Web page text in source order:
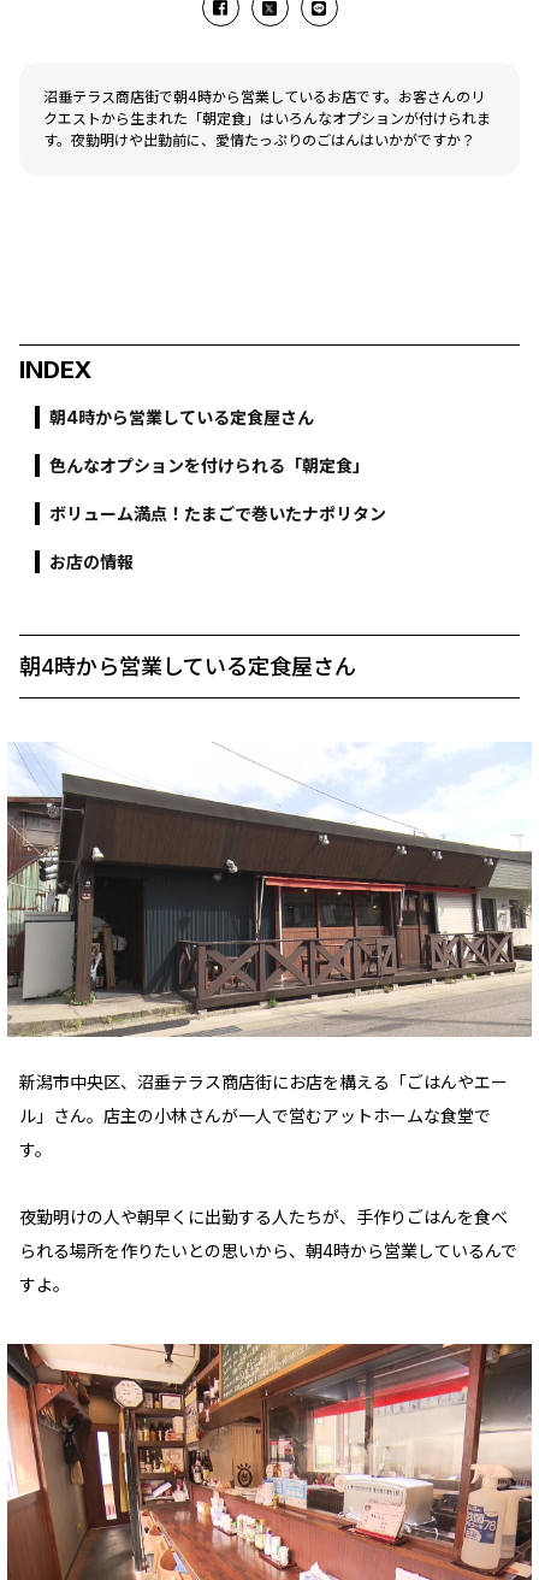
沼垂テラス商店街で朝4時から営業しているお店です。お客さんのリ
クエストから生まれた「朝定食」はいろんなオプションが付けられま
す。夜勤明けや出勤前に、愛情たっぷりのごはんはいかがですか？
INDEX
朝4時から営業している定食屋さん
色んなオプションを付けられる「朝定食」
ボリューム満点！たまごで巻いたナポリタン
お店の情報
朝4時から営業している定食屋さん
新潟市中央区、沼垂テラス商店街にお店を構える「ごはんやエー
ル」さん。店主の小林さんが一人で営むアットホームな食堂で
す。
夜勤明けの人や朝早くに出勤する人たちが、手作りごはんを食べ
られる場所を作りたいとの思いから、朝4時から営業しているんで
すよ。